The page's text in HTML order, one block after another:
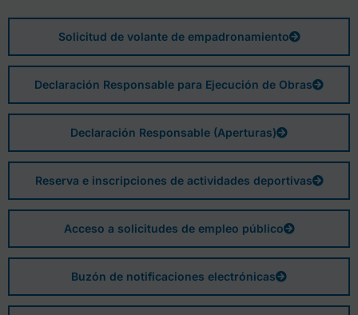
Solicitud de volante de empadronamiento
Declaración Responsable para Ejecución de Obras
Declaración Responsable (Aperturas)
Reserva e inscripciones de actividades deportivas
Acceso a solicitudes de empleo público
Buzón de notificaciones electrónicas